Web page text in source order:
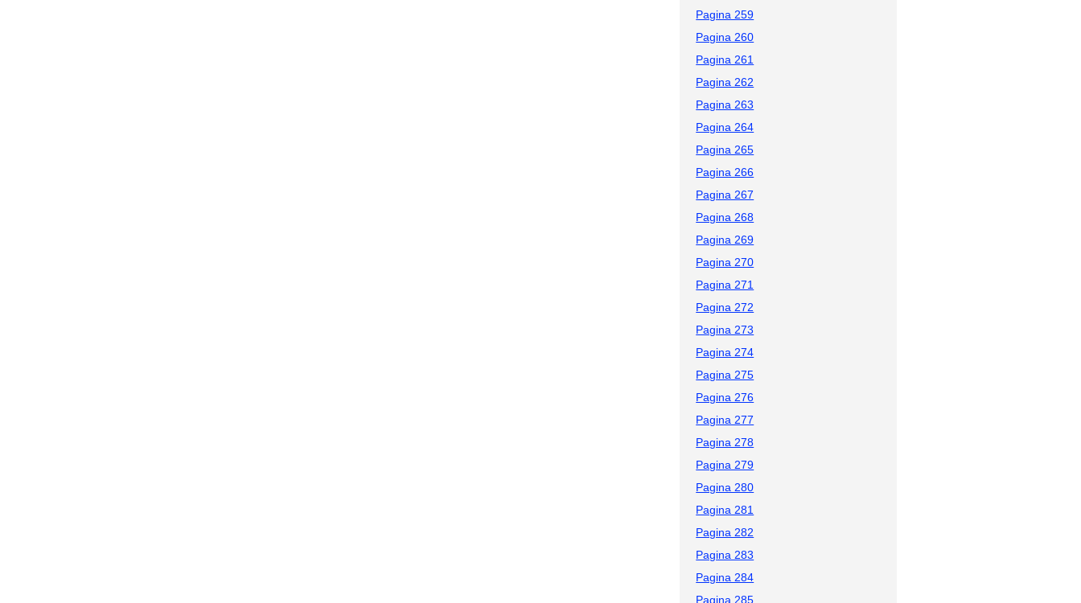
Pagina 259
Pagina 260
Pagina 261
Pagina 262
Pagina 263
Pagina 264
Pagina 265
Pagina 266
Pagina 267
Pagina 268
Pagina 269
Pagina 270
Pagina 271
Pagina 272
Pagina 273
Pagina 274
Pagina 275
Pagina 276
Pagina 277
Pagina 278
Pagina 279
Pagina 280
Pagina 281
Pagina 282
Pagina 283
Pagina 284
Pagina 285